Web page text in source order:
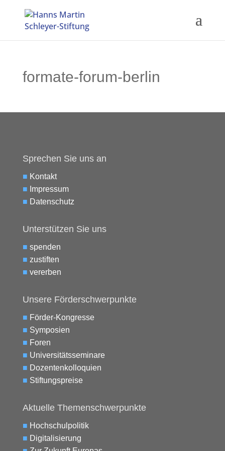
formate-forum-berlin
Sprechen Sie uns an
■ Kontakt
■ Impressum
■ Datenschutz
Unterstützen Sie uns
■ spenden
■ zustiften
■ vererben
Unsere Förderschwerpunkte
■ Förder-Kongresse
■ Symposien
■ Foren
■ Universitätsseminare
■ Dozentenkolloquien
■ Stiftungspreise
Aktuelle Themenschwerpunkte
■ Hochschulpolitik
■ Digitalisierung